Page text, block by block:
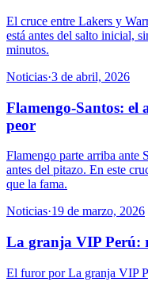
El cruce entre Lakers y
está antes del salto inicial,
minutos.
Noticias·3 de abril, 2026
Flamengo-Santos: el
peor
Flamengo parte arriba ante
antes del pitazo. En este
que la fama.
Noticias·19 de marzo, 2026
La granja VIP Perú:
El furor por La granja VIP